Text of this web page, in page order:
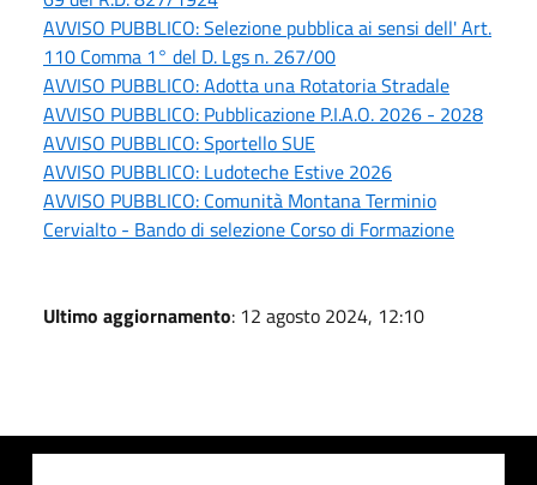
AVVISO PUBBLICO: Selezione pubblica ai sensi dell' Art.
110 Comma 1° del D. Lgs n. 267/00
AVVISO PUBBLICO: Adotta una Rotatoria Stradale
AVVISO PUBBLICO: Pubblicazione P.I.A.O. 2026 - 2028
AVVISO PUBBLICO: Sportello SUE
AVVISO PUBBLICO: Ludoteche Estive 2026
AVVISO PUBBLICO: Comunità Montana Terminio
Cervialto - Bando di selezione Corso di Formazione
Ultimo aggiornamento: 12 agosto 2024, 12:10